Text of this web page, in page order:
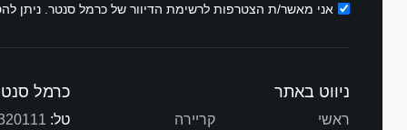
אני מאשר/ת הצטרפות לרשימת הדיוור של כרמל סנטר. ניתן
ניווט באתר
ראשי קריירה
כרמל
טל: